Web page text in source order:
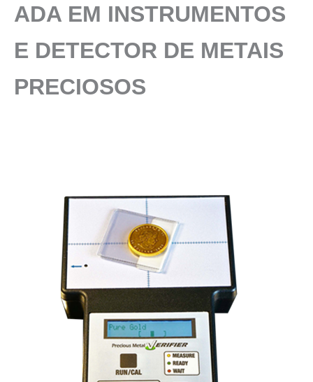
ADA EM INSTRUMENTOS
E DETECTOR DE METAIS
PRECIOSOS